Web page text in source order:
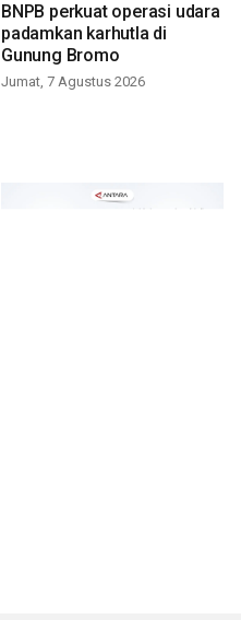
BNPB perkuat operasi udara
padamkan karhutla di
Gunung Bromo
Jumat, 7 Agustus 2026